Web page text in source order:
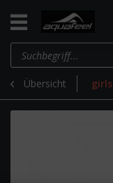
Übersicht girls